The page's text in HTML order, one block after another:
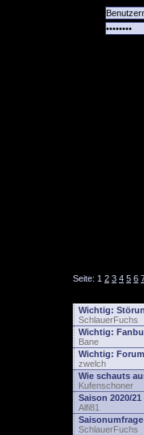
Seite: 1 2 3 4 5 6
Wichtig:
SchlauerFuchs
Wichtig:
Bane
Wichtig:
zwelch
Wie schauts
Kufenschoner
Saison 2020/
Alfi81
Saisonumfrage
SchlauerFuchs